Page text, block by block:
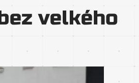
velkého